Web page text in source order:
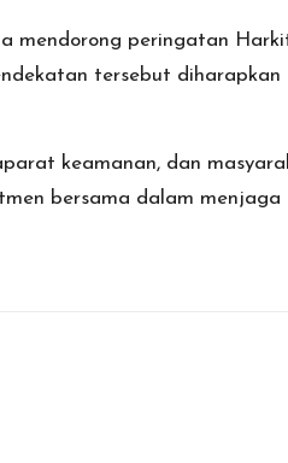
mendorong peringatan
tersebut
keamanan, dan
bersama dalam